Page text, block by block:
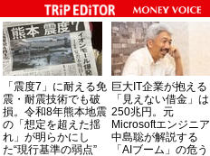
「震度7」に耐える免
震・耐震技術でも破
損。令和8年熊本地震
の「想定を超えた揺
れ」が明らかにし
た“現行基準の弱点”
巨大IT企業が抱える
「見えない借金」は
250兆円。元
Microsoftエンジニア
中島聡が解説する
「AIブーム」の危う